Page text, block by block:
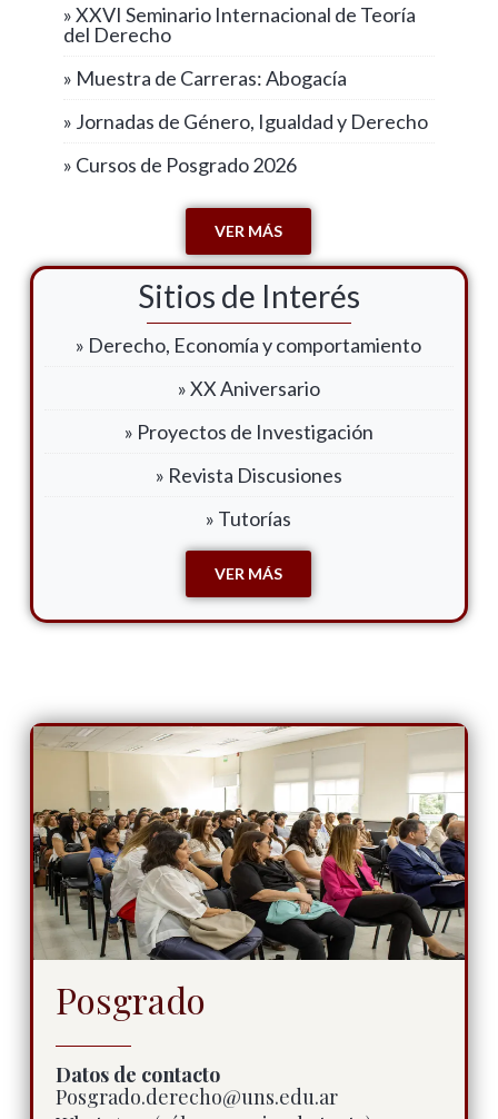
» XXVI Seminario Internacional de Teoría
del Derecho
» Muestra de Carreras: Abogacía
» Jornadas de Género, Igualdad y Derecho
» Cursos de Posgrado 2026
VER MÁS
Sitios de Interés
» Derecho, Economía y comportamiento
» XX Aniversario
» Proyectos de Investigación
» Revista Discusiones
» Tutorías
VER MÁS
Posgrado
Datos de contacto
Posgrado.derecho@uns.edu.ar